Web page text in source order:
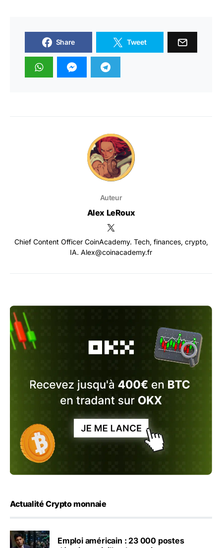
Share Tweet
Auteur
Alex LeRoux
Chief Content Officer CoinAcademy. Tech, finances, crypto,
IA. Alex@coinacademy.fr
Actualité Crypto monnaie
Emploi américain : 23 000 postes